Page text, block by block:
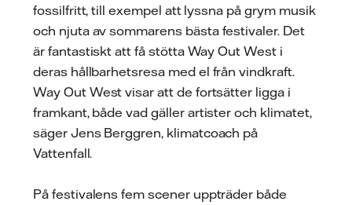
fossilfritt, till exempel att lyssna på grym musik
och njuta av sommarens bästa festivaler. Det
är fantastiskt att få stötta Way Out West i
deras hållbarhetsresa med el från vindkraft.
Way Out West visar att de fortsätter ligga i
framkant, både vad gäller artister och klimatet,
säger Jens Berggren, klimatcoach på
Vattenfall.
På festivalens fem scener uppträder både